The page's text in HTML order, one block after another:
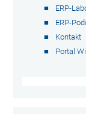
ERP-
ERP-
Kontakt
Portal